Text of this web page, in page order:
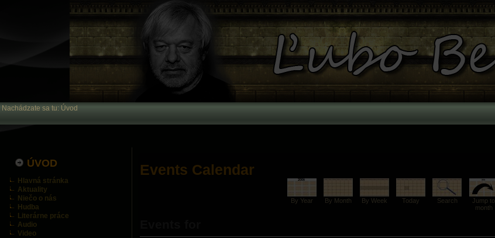
Nachádzate sa tu: Úvod
ÚVOD
Hlavná stránka
Aktuality
Niečo o nás
Hudba
Literárne práce
Audio
Video
Events Calendar
By Year By Month By Week Today Search
Jump to
month